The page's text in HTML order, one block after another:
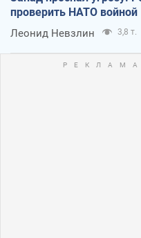
проверить НАТО войной
Леонид Невзлин 3,8 т.